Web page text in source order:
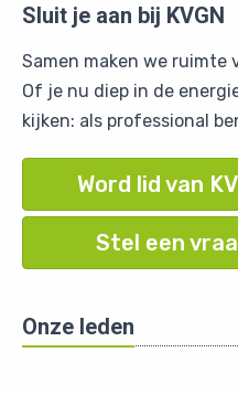
Sluit je aan bij KVGN
Samen maken we ruimte
Of je nu diep in de
kijken: als professional
Word lid van
Stel een
Onze leden